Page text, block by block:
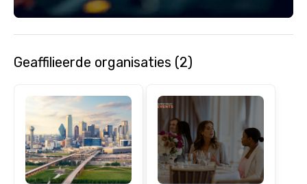
engaging information
team building. All-Inclusive Group
Dining When meeting
corporate group
Smacking Foodie
group is assured a
experience with three
Geaffilieerde organisaties (2)